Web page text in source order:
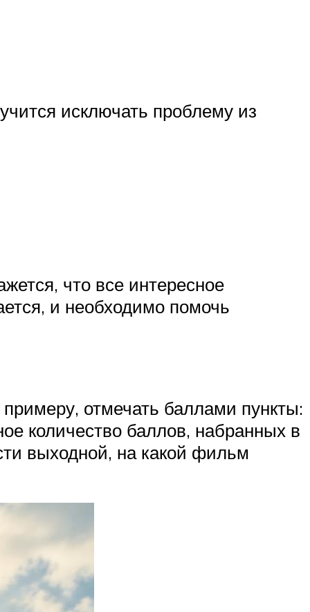
исключать проблему из
что все интересное
и необходимо помочь
отмечать баллами пункты:
количество баллов, набранных в
выходной, на какой фильм